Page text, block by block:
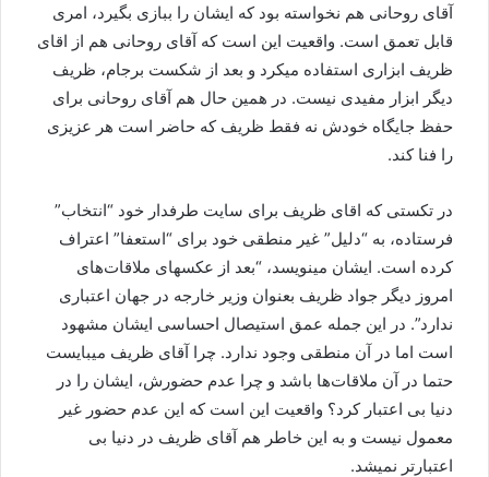
آقای روحانی هم نخواسته بود که ایشان را ببازی بگیرد، امری
قابل تعمق است. واقعیت این است که آقای روحانی هم از اقای
ظریف ابزاری استفاده میکرد و بعد از شکست برجام، ظریف
دیگر ابزار مفیدی نیست. در همین حال هم آقای روحانی برای
حفظ جایگاه خودش نه فقط ظریف که حاضر است هر عزیزی
را فنا کند.
در تکستی که اقای ظریف برای سایت طرفدار خود “انتخاب”
فرستاده، به “دلیل” غیر منطقی خود برای “استعفا” اعتراف
کرده است. ایشان مینویسد، “بعد از عکسهای ملاقات‌های
امروز دیگر جواد ظریف بعنوان وزیر خارجه در جهان اعتباری
ندارد”. در این جمله عمق استیصال احساسی ایشان مشهود
است اما در آن منطقی وجود ندارد. چرا آقای ظریف میبایست
حتما در آن ملاقات‌ها باشد و چرا عدم حضورش، ایشان را در
دنیا بی اعتبار کرد؟ واقعیت این است که این عدم حضور غیر
معمول نیست و به این خاطر هم آقای ظریف در دنیا بی
اعتبارتر نمیشد.